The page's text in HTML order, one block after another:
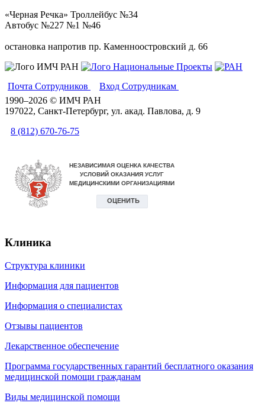
«Черная Речка» Троллейбус №34
Автобус №227 №1 №46
остановка напротив пр. Каменноостровский д. 66
Почта Сотрудников Вход Сотрудникам
1990–2026 © ИМЧ РАН
197022, Санкт-Петербург, ул. акад. Павлова, д. 9
8 (812) 670-76-75
Клиника
Структура клиники
Информация для пациентов
Информация о специалистах
Отзывы пациентов
Лекарственное обеспечение
Программа государственных гарантий бесплатного оказания
медицинской помощи гражданам
Виды медицинской помощи